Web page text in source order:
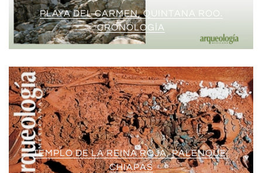
PLAYA DEL CARMEN, QUINTANA ROO.
CRONOLOGÍA
TEMPLO DE LA REINA ROJA, PALENQUE,
CHIAPAS